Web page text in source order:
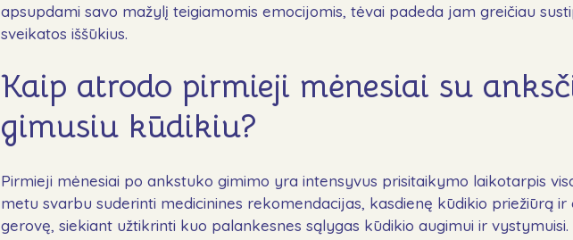
apsupdami savo mažylį teigiamomis emocijomis, tėvai padeda jam greičiau
sveikatos iššūkius.
Kaip atrodo pirmieji mėnesiai su
gimusiu kūdikiu?
Pirmieji mėnesiai po ankstuko gimimo yra intensyvus prisitaikymo laikotarpis
metu svarbu suderinti medicinines rekomendacijas, kasdienę kūdikio priežiūrą ir
gerovę, siekiant užtikrinti kuo palankesnes sąlygas kūdikio augimui ir vystymuisi.